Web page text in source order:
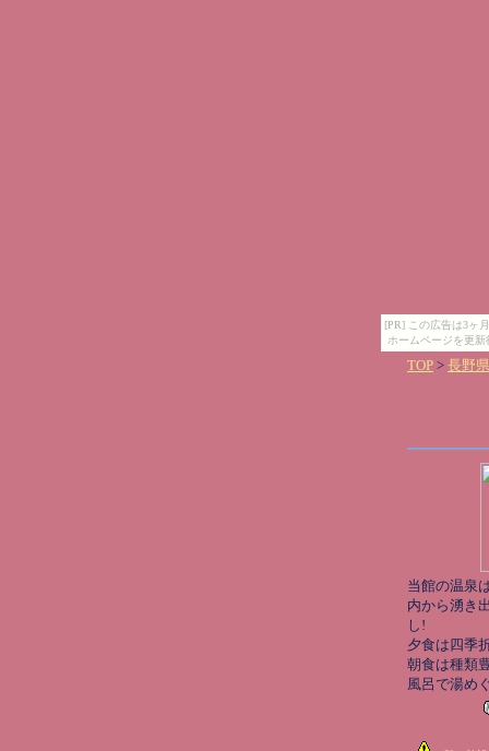
[PR] この広告は3ヶ
ホームページを更
TOP > 長野県
当館の温泉
内から湧き
し!
夕食は四季
朝食は種類
風呂で湯め